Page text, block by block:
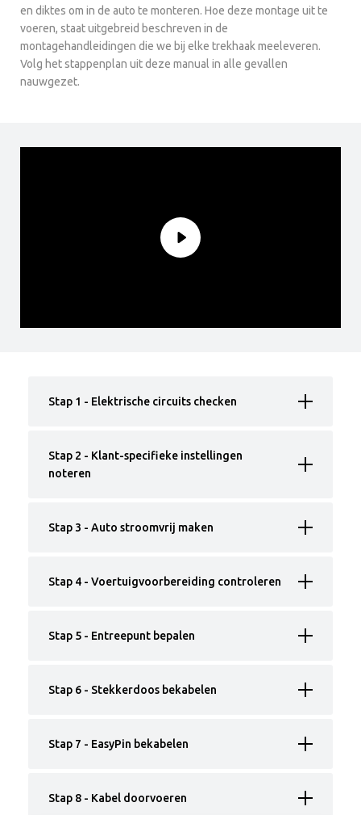
en diktes om in de auto te monteren. Hoe deze montage uit te
voeren, staat uitgebreid beschreven in de
montagehandleidingen die we bij elke trekhaak meeleveren.
Volg het stappenplan uit deze manual in alle gevallen
nauwgezet.
Stap 1 - Elektrische circuits checken
Stap 2 - Klant-specifieke instellingen
noteren
Stap 3 - Auto stroomvrij maken
Stap 4 - Voertuigvoorbereiding controleren
Stap 5 - Entreepunt bepalen
Stap 6 - Stekkerdoos bekabelen
Stap 7 - EasyPin bekabelen
Stap 8 - Kabel doorvoeren